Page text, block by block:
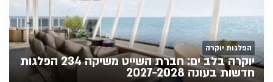
הפלגות יוקרה
יוקרה בלב ים: חברת השייט משיקה 234 הפלגות
חדשות בעונה 2027-2028